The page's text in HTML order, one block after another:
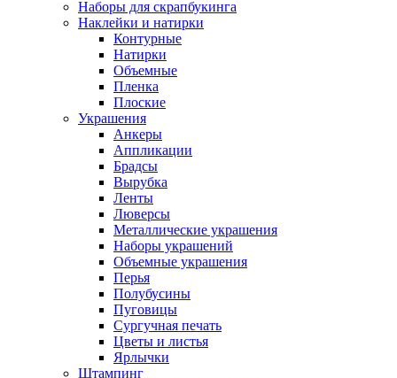
Наборы для скрапбукинга
Наклейки и натирки
Контурные
Натирки
Объемные
Пленка
Плоские
Украшения
Анкеры
Аппликации
Брадсы
Вырубка
Ленты
Люверсы
Металлические украшения
Наборы украшений
Объемные украшения
Перья
Полубусины
Пуговицы
Сургучная печать
Цветы и листья
Ярлычки
Штампинг